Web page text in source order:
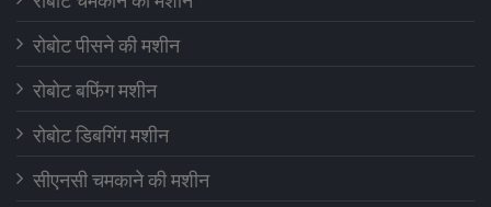
रोबोट पीसने की मशीन
रोबोट बफिंग मशीन
रोबोट डिबगिंग मशीन
सीएनसी चमकाने की मशीन